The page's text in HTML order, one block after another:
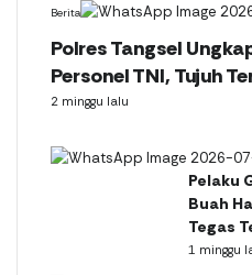
Berita
Polres Tangsel
Personel TNI, Tujuh
2 minggu lalu
Pelaku
Buah
Tegas
1 minggu